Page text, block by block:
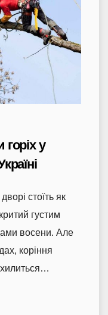
горіх у
стоїть як
густим
восени. Але
коріння